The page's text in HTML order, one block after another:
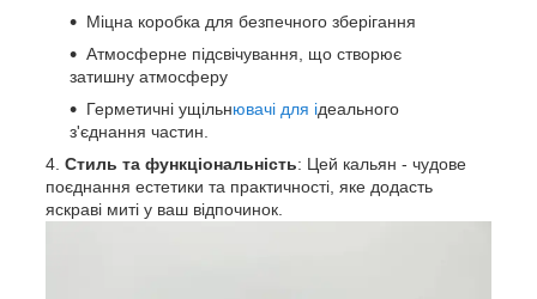
Міцна коробка для безпечного зберігання
Атмосферне підсвічування, що створює
затишну атмосферу
Герметичні ущільнювачі для ідеального
з'єднання частин.
Стиль та функціональність: Цей кальян - чудове
поєднання естетики та практичності, яке додасть
яскраві миті у ваш відпочинок.